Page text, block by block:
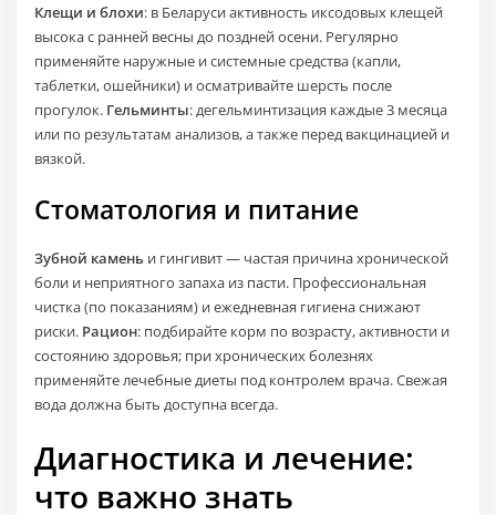
Клещи и блохи: в Беларуси активность иксодовых клещей
высока с ранней весны до поздней осени. Регулярно
применяйте наружные и системные средства (капли,
таблетки, ошейники) и осматривайте шерсть после
прогулок. Гельминты: дегельминтизация каждые 3 месяца
или по результатам анализов, а также перед вакцинацией и
вязкой.
Стоматология и питание
Зубной камень и гингивит — частая причина хронической
боли и неприятного запаха из пасти. Профессиональная
чистка (по показаниям) и ежедневная гигиена снижают
риски. Рацион: подбирайте корм по возрасту, активности и
состоянию здоровья; при хронических болезнях
применяйте лечебные диеты под контролем врача. Свежая
вода должна быть доступна всегда.
Диагностика и лечение:
что важно знать